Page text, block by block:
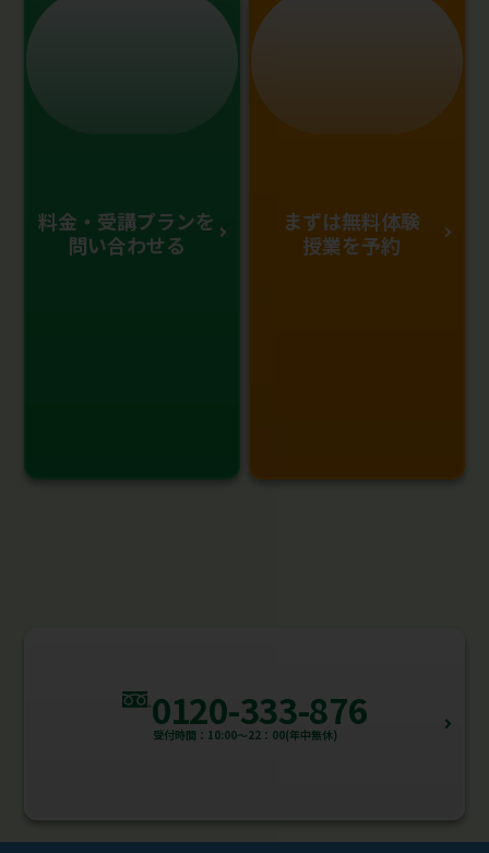
料金・受講プランを
問い合わせる
まずは無料体験
授業を予約
0120-333-876
受付時間：10:00～22：00(年中無休)